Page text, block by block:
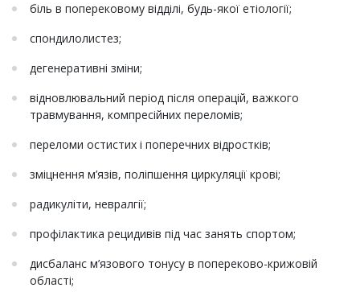
біль в поперековому відділі, будь-якої етіології;
спондилолистез;
дегенеративні зміни;
відновлювальний період після операцій, важкого
травмування, компресійних переломів;
переломи остистих і поперечних відростків;
зміцнення м’язів, поліпшення циркуляції крові;
радикуліти, невралгії;
профілактика рецидивів під час занять спортом;
дисбаланс м’язового тонусу в попереково-крижовій
області;